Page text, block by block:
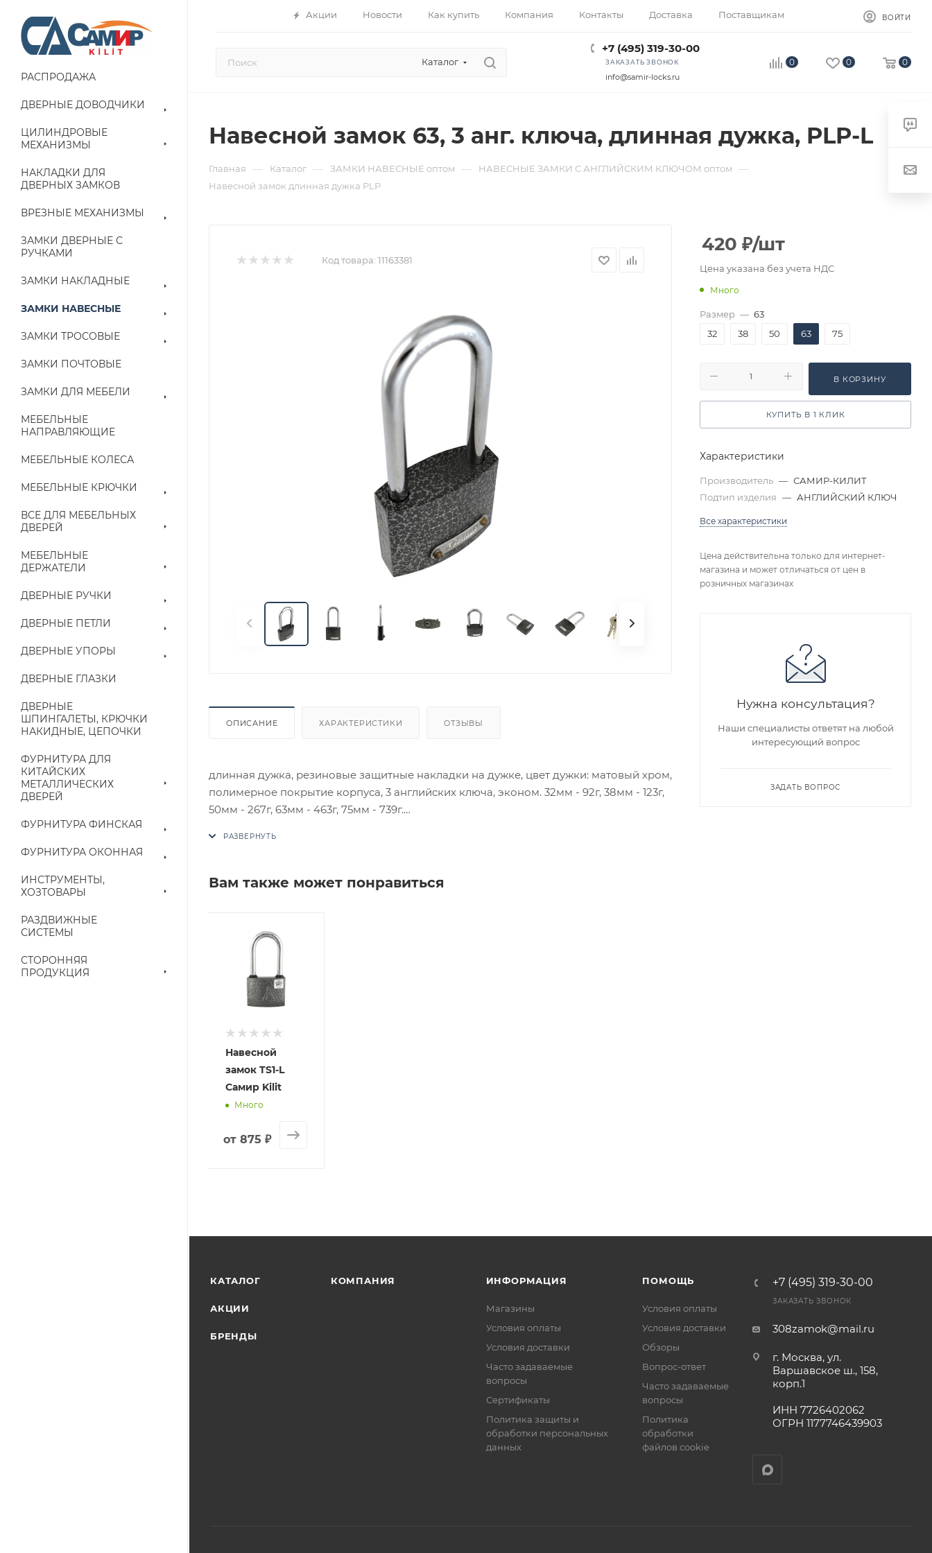
Акции Новости Как купить Компания Контакты Доставка Поставщикам ВОЙТИ
Каталог
+7 (495) 319-30-00
ЗАКАЗАТЬ ЗВОНОК
info@samir-locks.ru
0 0 0
РАСПРОДАЖА
ДВЕРНЫЕ ДОВОДЧИКИ
ЦИЛИНДРОВЫЕ
МЕХАНИЗМЫ
НАКЛАДКИ ДЛЯ
ДВЕРНЫХ ЗАМКОВ
ВРЕЗНЫЕ МЕХАНИЗМЫ
ЗАМКИ ДВЕРНЫЕ С
РУЧКАМИ
ЗАМКИ НАКЛАДНЫЕ
ЗАМКИ НАВЕСНЫЕ
ЗАМКИ ТРОСОВЫЕ
ЗАМКИ ПОЧТОВЫЕ
ЗАМКИ ДЛЯ МЕБЕЛИ
МЕБЕЛЬНЫЕ
НАПРАВЛЯЮЩИЕ
МЕБЕЛЬНЫЕ КОЛЕСА
МЕБЕЛЬНЫЕ КРЮЧКИ
ВСЕ ДЛЯ МЕБЕЛЬНЫХ
ДВЕРЕЙ
МЕБЕЛЬНЫЕ
ДЕРЖАТЕЛИ
ДВЕРНЫЕ РУЧКИ
ДВЕРНЫЕ ПЕТЛИ
ДВЕРНЫЕ УПОРЫ
ДВЕРНЫЕ ГЛАЗКИ
ДВЕРНЫЕ
ШПИНГАЛЕТЫ, КРЮЧКИ
НАКИДНЫЕ, ЦЕПОЧКИ
ФУРНИТУРА ДЛЯ
КИТАЙСКИХ
МЕТАЛЛИЧЕСКИХ
ДВЕРЕЙ
ФУРНИТУРА ФИНСКАЯ
ФУРНИТУРА ОКОННАЯ
ИНСТРУМЕНТЫ,
ХОЗТОВАРЫ
РАЗДВИЖНЫЕ
СИСТЕМЫ
СТОРОННЯЯ
ПРОДУКЦИЯ
Навесной замок 63, 3 анг. ключа, длинная дужка, PLP-L
Главная — Каталог — ЗАМКИ НАВЕСНЫЕ оптом — НАВЕСНЫЕ ЗАМКИ С АНГЛИЙСКИМ КЛЮЧОМ оптом —
Навесной замок длинная дужка PLP
Код товара: 11163381
ОПИСАНИЕ ХАРАКТЕРИСТИКИ ОТЗЫВЫ
длинная дужка, резиновые защитные накладки на дужке, цвет дужки: матовый хром,
полимерное покрытие корпуса, 3 английских ключа, эконом. 32мм - 92г, 38мм - 123г,
50мм - 267г, 63мм - 463г, 75мм - 739г.
Цены на сайте не являются оптовыми и окончательными. После оформления заказа
Конечная цена будет отображена в высланном счете после проверки товара на
наличие на складе. Фактом подтверждения покупки будет считаться оплата
выставленного счета.
Вам также может понравиться
Навесной
замок TS1-L
Самир Kilit
Много
от 875 ₽
420 ₽/шт
Цена указана без учета НДС
Много
Размер — 63
32
38 50 63 75
В КОРЗИНУ
КУПИТЬ В 1 КЛИК
Характеристики
Производитель — САМИР-КИЛИТ
Подтип изделия — АНГЛИЙСКИЙ КЛЮЧ
Все характеристики
Цена действительна только для интернет-
магазина и может отличаться от цен в
розничных магазинах
Нужна консультация?
Наши специалисты ответят на любой
интересующий вопрос
ЗАДАТЬ ВОПРОС
КАТАЛОГ
АКЦИИ
БРЕНДЫ
КОМПАНИЯ ИНФОРМАЦИЯ
Магазины
Условия оплаты
Условия доставки
Часто задаваемые
вопросы
Сертификаты
Политика защиты и
обработки персональных
данных
ПОМОЩЬ
Условия оплаты
Условия доставки
Обзоры
Вопрос-ответ
Часто задаваемые
вопросы
Политика
обработки
файлов cookie
+7 (495) 319-30-00
ЗАКАЗАТЬ ЗВОНОК
308zamok@mail.ru
г. Москва, ул.
Варшавское ш., 158,
корп.1
ИНН 7726402062
ОГРН 1177746439903